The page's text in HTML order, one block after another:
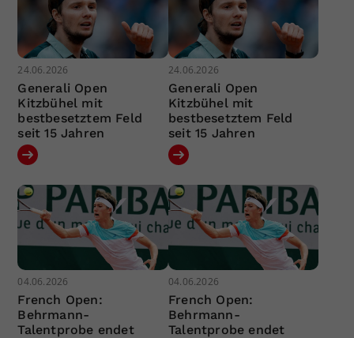
24.06.2026
Generali Open
Kitzbühel mit
bestbesetztem Feld
seit 15 Jahren
24.06.2026
Generali Open
Kitzbühel mit
bestbesetztem Feld
seit 15 Jahren
04.06.2026
French Open:
Behrmann-
Talentprobe endet
04.06.2026
French Open:
Behrmann-
Talentprobe endet